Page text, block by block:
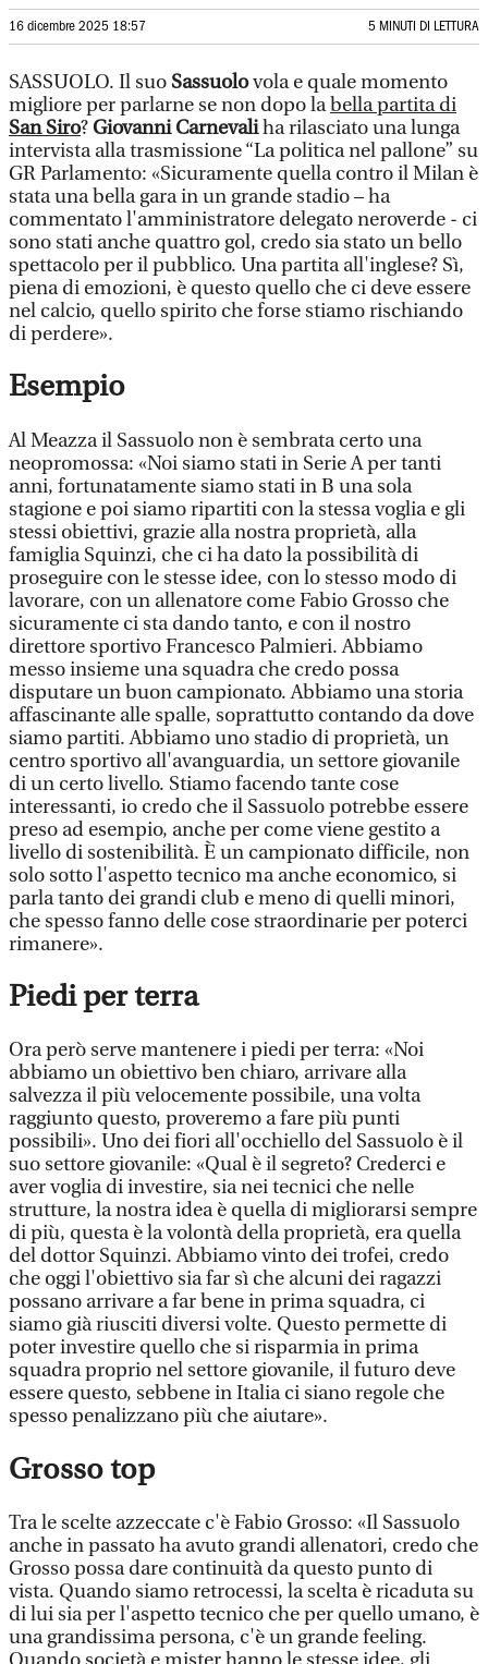
16 dicembre 2025 18:57 5 MINUTI DI LETTURA
SASSUOLO. Il suo Sassuolovola e quale momento
migliore per parlarne se non dopo labella partita di
San Siro?Giovanni Carnevaliha rilasciato una lunga
intervista alla trasmissione “La politica nel pallone” su
GR Parlamento: «Sicuramente quella contro il Milan è
stata una bella gara in un grande stadio – ha
commentato l'amministratore delegato neroverde - ci
sono stati anche quattro gol, credo sia stato un bello
spettacolo per il pubblico. Una partita all'inglese? Sì,
piena di emozioni, è questo quello che ci deve essere
nel calcio, quello spirito che forse stiamo rischiando
di perdere».
Esempio
Al Meazza il Sassuolo non è sembrata certo una
neopromossa: «Noi siamo stati in Serie A per tanti
anni, fortunatamente siamo stati in B una sola
stagione e poi siamo ripartiti con la stessa voglia e gli
stessi obiettivi, grazie alla nostra proprietà, alla
famiglia Squinzi, che ci ha dato la possibilità di
proseguire con le stesse idee, con lo stesso modo di
lavorare, con un allenatore come Fabio Grosso che
sicuramente ci sta dando tanto, e con il nostro
direttore sportivo Francesco Palmieri. Abbiamo
messo insieme una squadra che credo possa
disputare un buon campionato. Abbiamo una storia
affascinante alle spalle, soprattutto contando da dove
siamo partiti. Abbiamo uno stadio di proprietà, un
centro sportivo all'avanguardia, un settore giovanile
di un certo livello. Stiamo facendo tante cose
interessanti, io credo che il Sassuolo potrebbe essere
preso ad esempio, anche per come viene gestito a
livello di sostenibilità. È un campionato difficile, non
solo sotto l'aspetto tecnico ma anche economico, si
parla tanto dei grandi club e meno di quelli minori,
che spesso fanno delle cose straordinarie per poterci
rimanere».
Piedi per terra
Ora però serve mantenere i piedi per terra: «Noi
abbiamo un obiettivo ben chiaro, arrivare alla
salvezza il più velocemente possibile, una volta
raggiunto questo, proveremo a fare più punti
possibili». Uno dei fiori all'occhiello del Sassuolo è il
suo settore giovanile: «Qual è il segreto? Crederci e
aver voglia di investire, sia nei tecnici che nelle
strutture, la nostra idea è quella di migliorarsi sempre
di più, questa è la volontà della proprietà, era quella
del dottor Squinzi. Abbiamo vinto dei trofei, credo
che oggi l'obiettivo sia far sì che alcuni dei ragazzi
possano arrivare a far bene in prima squadra, ci
siamo già riusciti diversi volte. Questo permette di
poter investire quello che si risparmia in prima
squadra proprio nel settore giovanile, il futuro deve
essere questo, sebbene in Italia ci siano regole che
spesso penalizzano più che aiutare».
Grosso top
Tra le scelte azzeccate c'è Fabio Grosso: «Il Sassuolo
anche in passato ha avuto grandi allenatori, credo che
Grosso possa dare continuità da questo punto di
vista. Quando siamo retrocessi, la scelta è ricaduta su
di lui sia per l'aspetto tecnico che per quello umano, è
una grandissima persona, c'è un grande feeling.